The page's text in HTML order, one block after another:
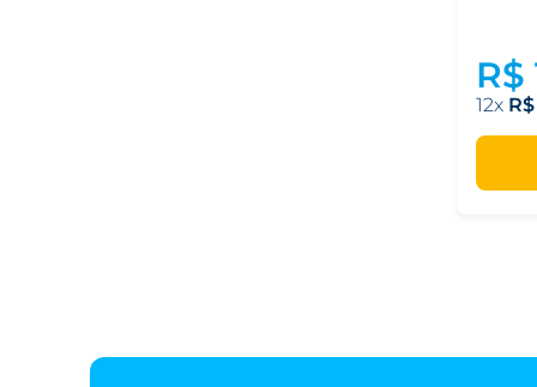
R$
12 R$